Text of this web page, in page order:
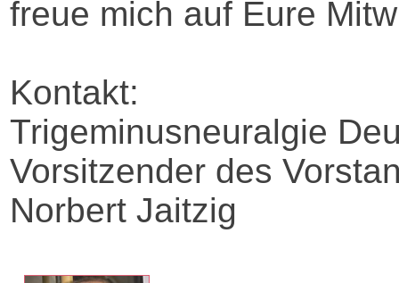
freue mich auf Eure
Kontakt:
Trigeminusneuralgie
Vorsitzender des
Norbert Jaitzig